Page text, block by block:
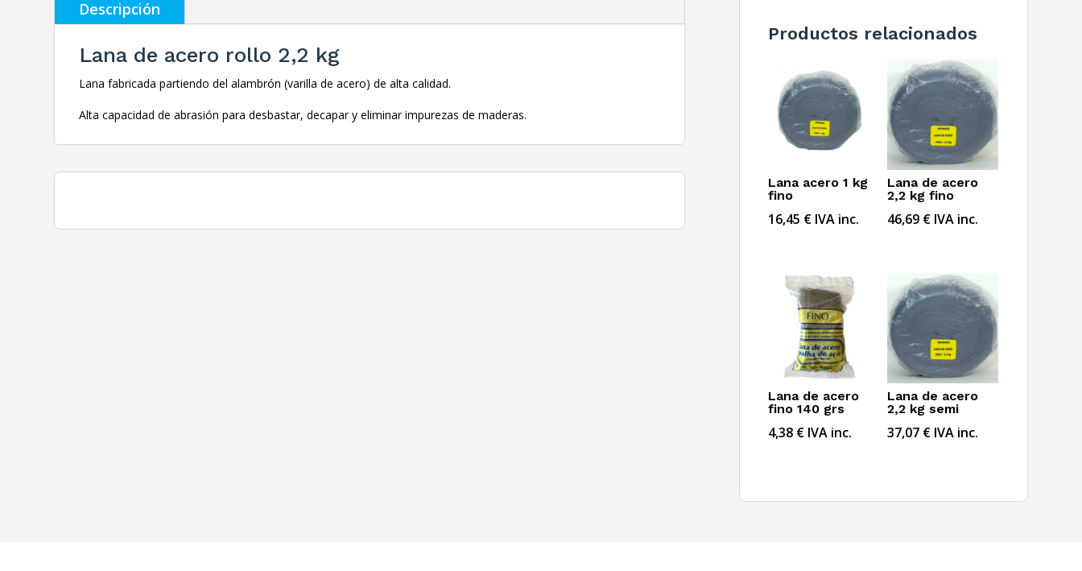
Descripción
Lana de acero rollo 2,2 kg
Lana fabricada partiendo del alambrón (varilla de acero) de alta calidad.
Alta capacidad de abrasión para desbastar, decapar y eliminar impurezas de maderas.
Productos relacionados
Lana acero 1 kg
fino
16,45 € IVA inc.
Lana de acero
2,2 kg fino
46,69 € IVA inc.
Lana de acero
fino 140 grs
4,38 € IVA inc.
Lana de acero
2,2 kg semi
37,07 € IVA inc.